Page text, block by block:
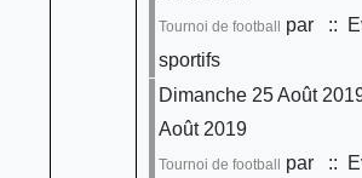
Tournoi de football par
::
sportifs
Dimanche 25 Août
Août 2019
Tournoi de football par
::